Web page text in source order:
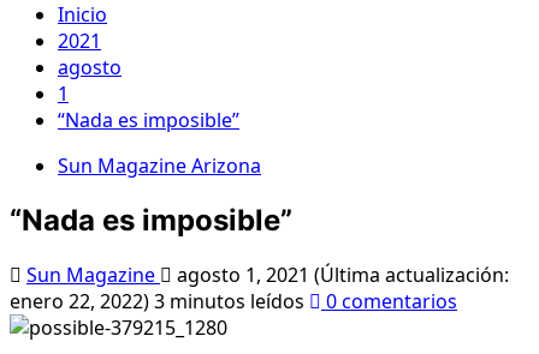
Inicio
2021
agosto
1
“Nada es imposible”
Sun Magazine Arizona
“Nada es imposible”
Sun Magazine
agosto 1, 2021 (Última actualización:
enero 22, 2022)3 minutos leídos 0 comentarios